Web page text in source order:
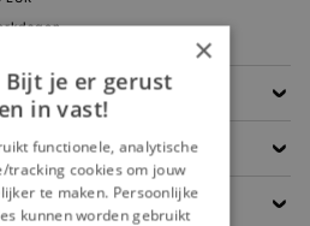
×
Bijt je er gerust
in vast!
functionele, analytische
tracking cookies om jouw
te maken. Persoonlijke
kunnen worden gebruikt